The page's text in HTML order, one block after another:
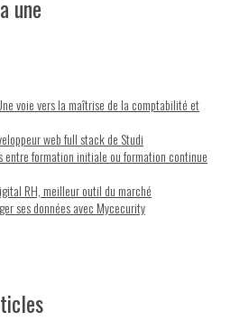
une
voie vers la maîtrise de la comptabilité et
web full stack de Studi
entre formation initiale ou formation continue
RH, meilleur outil du marché
ses données avec Mycecurity